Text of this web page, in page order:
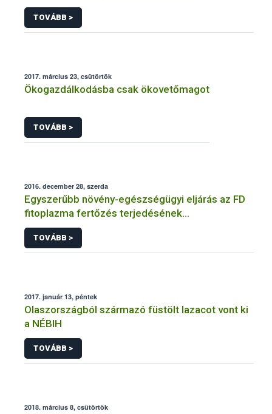
Állatorvostudományi Egyetemen
TOVÁBB >
2017. március 23, csütörtök
Ökogazdálkodásba csak ökovetőmagot
TOVÁBB >
2016. december 28, szerda
Egyszerűbb növény-egészségügyi eljárás az FD
fitoplazma fertőzés terjedésének
megakadályozására
TOVÁBB >
2017. január 13, péntek
Olaszországból származó füstölt lazacot vont ki
a NÉBIH
TOVÁBB >
2018. március 8, csütörtök